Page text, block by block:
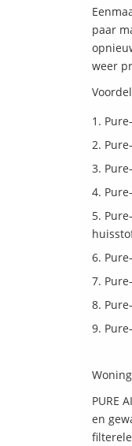
paar
weer
PURE
en